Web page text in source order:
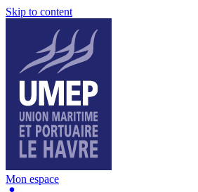
Skip to content
Mon espace